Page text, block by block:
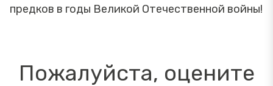
предков в годы Великой Отечественной войны!
Пожалуйста, оцените